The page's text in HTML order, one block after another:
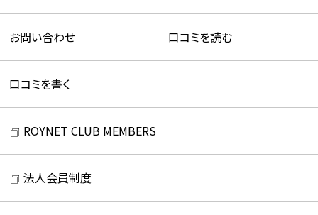
お問い合わせ 口コミを読む
口コミを書く
ROYNET CLUB MEMBERS
法人会員制度